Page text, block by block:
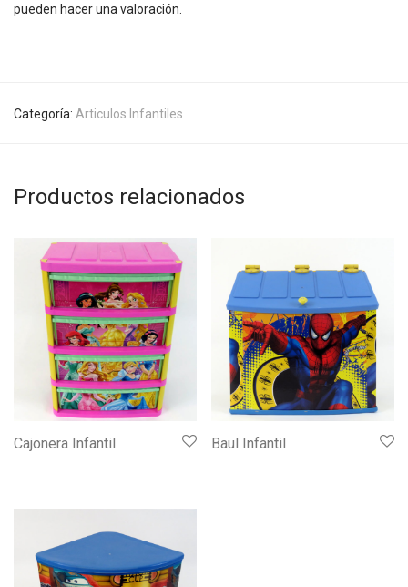
pueden hacer una valoración.
Categoría: Articulos Infantiles
Productos relacionados
Cajonera Infantil Baul Infantil